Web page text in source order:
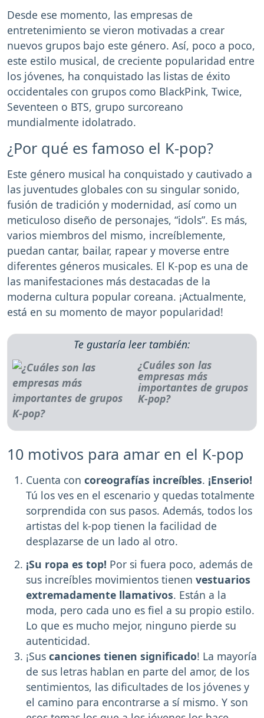
Desde ese momento, las empresas de
entretenimiento se vieron motivadas a crear
nuevos grupos bajo este género. Así, poco a poco,
este estilo musical, de creciente popularidad entre
los jóvenes, ha conquistado las listas de éxito
occidentales con grupos como BlackPink, Twice,
Seventeen o BTS, grupo surcoreano
mundialmente idolatrado.
¿Por qué es famoso el K-pop?
Este género musical ha conquistado y cautivado a
las juventudes globales con su singular sonido,
fusión de tradición y modernidad, así como un
meticuloso diseño de personajes, “idols”. Es más,
varios miembros del mismo, increíblemente,
puedan cantar, bailar, rapear y moverse entre
diferentes géneros musicales. El K-pop es una de
las manifestaciones más destacadas de la
moderna cultura popular coreana. ¡Actualmente,
está en su momento de mayor popularidad!
Te gustaría leer también:
¿Cuáles son las
empresas más
importantes de grupos
K-pop?
10 motivos para amar en el K-pop
Cuenta con coreografías increíbles. ¡Enserio!
Tú los ves en el escenario y quedas totalmente
sorprendida con sus pasos. Además, todos los
artistas del k-pop tienen la facilidad de
desplazarse de un lado al otro.
¡Su ropa es top! Por si fuera poco, además de
sus increíbles movimientos tienen vestuarios
extremadamente llamativos. Están a la
moda, pero cada uno es fiel a su propio estilo.
Lo que es mucho mejor, ninguno pierde su
autenticidad.
¡Sus canciones tienen significado! La mayoría
de sus letras hablan en parte del amor, de los
sentimientos, las dificultades de los jóvenes y
el camino para encontrarse a sí mismo. Y son